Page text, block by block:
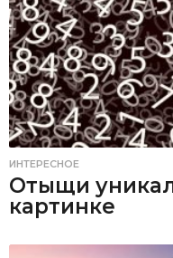
ИНТЕРЕСНОЕ
Отыщи
картинке